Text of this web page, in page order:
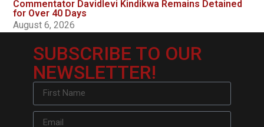
Commentator Davidlevi Kindikwa Remains Detained
for Over 40 Days
August 6, 2026
SUBSCRIBE TO OUR
NEWSLETTER!